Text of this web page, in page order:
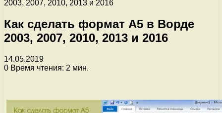
2003, 2007, 2010, 2013 и 2016
Как сделать формат A5 в Ворде
2003, 2007, 2010, 2013 и 2016
14.05.2019
0 Время чтения: 2 мин.